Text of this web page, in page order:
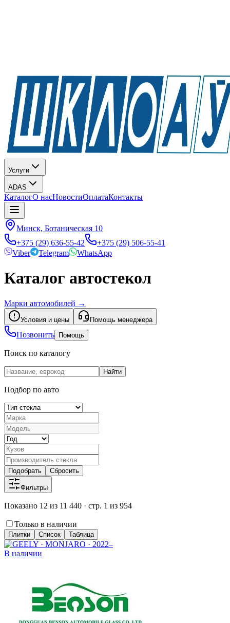
Услуги
ADAS
КаталогО насНовостиОплатаКонтакты
Минск, Ботаническая 10
+375 (29) 636-55-42
+375 (29) 506-55-41
Viber
Telegram WhatsApp
Каталог автостекол
Марки автомобилей →
Условия и цены Помощь менеджера
Позвонить Помощь
Поиск по каталогу
Найти
Подбор по авто
Подобрать Сбросить
Фильтры
Показано 12 из 11 440 · стр. 1 из 954
Только в наличии
Плитки Список Таблица
В наличии